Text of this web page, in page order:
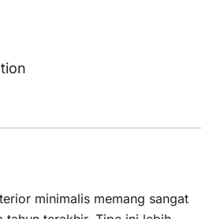
minimalis memang sangat